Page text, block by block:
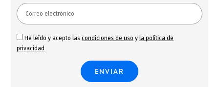
He leído y acepto las condiciones de uso y la política de
privacidad